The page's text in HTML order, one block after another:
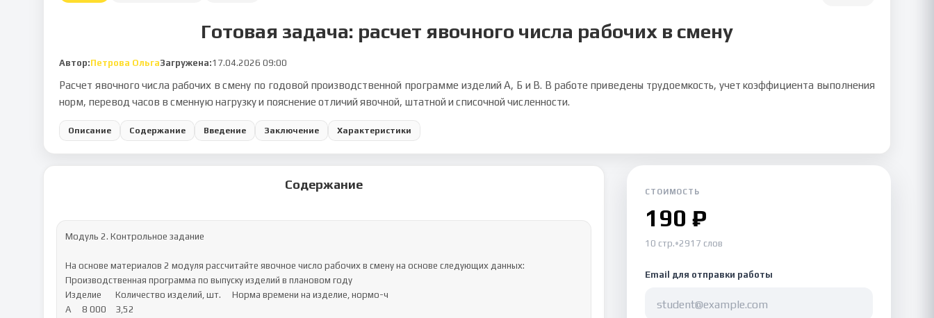
Готовая задача: расчет явочного числа рабочих в смену
Автор:Петрова ОльгаЗагружена:17.04.2026 09:00
Расчет явочного числа рабочих в смену по годовой производственной программе изделий А, Б и В. В работе приведены трудоемкость, учет коэффициента выполнения
норм, перевод часов в сменную нагрузку и пояснение отличий явочной, штатной и списочной численности.
Описание Содержание Введение Заключение Характеристики
Содержание
Модуль 2. Контрольное задание
На основе материалов 2 модуля рассчитайте явочное число рабочих в смену на основе следующих данных:
Производственная программа по выпуску изделий в плановом году
Изделие	Количество изделий, шт.	Норма времени на изделие, нормо-ч
А	8 000	3,52
СТОИМОСТЬ
190 ₽
10 стр.•2917 слов
Email для отправки работы